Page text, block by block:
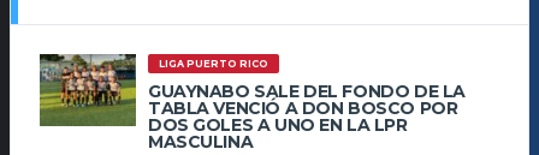
LIGA PUERTO RICO
GUAYNABO SALE DEL FONDO DE LA
TABLA VENCIÓ A DON BOSCO POR
DOS GOLES A UNO EN LA LPR
MASCULINA